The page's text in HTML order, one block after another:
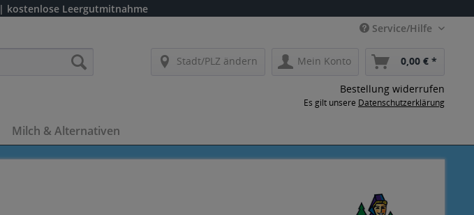
| kostenlose Leergutmitnahme
Service/Hilfe
Stadt/PLZ ändern Mein Konto 0,00 € *
Bestellung widerrufen
Es gilt unsere Datenschutzerklärung
Milch & Alternativen